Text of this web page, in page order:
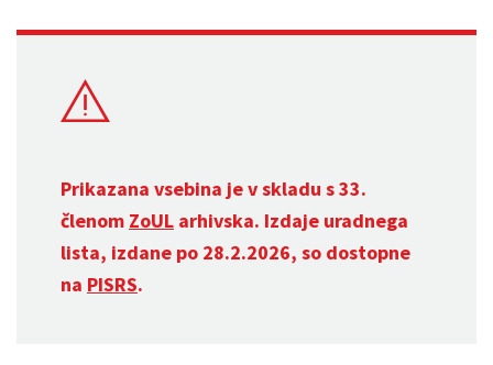
Prikazana vsebina je v skladu s 33.
členom ZoUL arhivska. Izdaje uradnega
lista, izdane po 28.2.2026, so dostopne
na PISRS.